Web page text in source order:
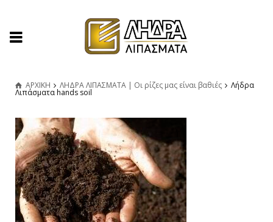
ΑΡΧΙΚΗ ΛΗΔΡΑ ΛΙΠΑΣΜΑΤΑ | Οι ρίζες μας είναι βαθιές Λήδρα
Λιπάσματα hands soil